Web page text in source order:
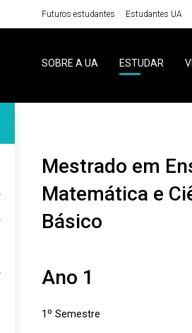
Futuros estudantes Estudantes UA
SOBRE A UA ESTUDAR
Mestrado em Ensino do 1º Ciclo do Ensino Básico de
Matemática e
Básico
Ano 1
1º Semestre